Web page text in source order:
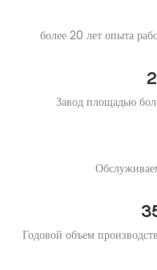
более 20 лет опыта
Завод площадью
Годовой объем